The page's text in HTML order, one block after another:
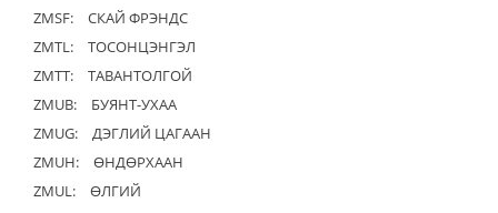
ZMSF:
СКАЙ ФРЭНДС
ZMTL:
ТОСОНЦЭНГЭЛ
ZMTT:
ТАВАНТОЛГОЙ
ZMUB:
БУЯНТ-УХАА
ZMUG:
ДЭГЛИЙ ЦАГААН
ZMUH:
ӨНДӨРХААН
ZMUL:
ӨЛГИЙ